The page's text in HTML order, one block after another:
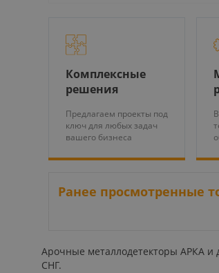
Комплексные
решения
Предлагаем проекты под
ключ для любых задач
вашего бизнеса
Ранее просмотренные
Арочные металлодетекторы АРКА и
СНГ.